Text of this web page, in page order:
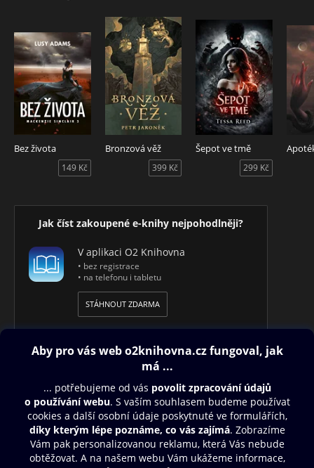
Bez života
149 Kč
Bronzová věž
399 Kč
Šepot ve tmě
299 Kč
Jak číst zakoupené e-knihy nejpohodlněji?
V aplikaci O2 Knihovna
• bez registrace
• na telefonu i tabletu
STÁHNOUT ZDARMA
Obsah ke stažení
Moje O2 Knihovna
Další zábava